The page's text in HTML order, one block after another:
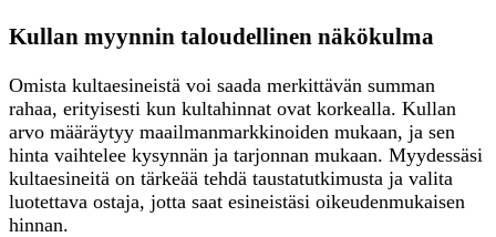
Kullan myynnin taloudellinen näkökulma
Omista kultaesineistä voi saada merkittävän summan
rahaa, erityisesti kun kultahinnat ovat korkealla. Kullan
arvo määräytyy maailmanmarkkinoiden mukaan, ja sen
hinta vaihtelee kysynnän ja tarjonnan mukaan. Myydessäsi
kultaesineitä on tärkeää tehdä taustatutkimusta ja valita
luotettava ostaja, jotta saat esineistäsi oikeudenmukaisen
hinnan.